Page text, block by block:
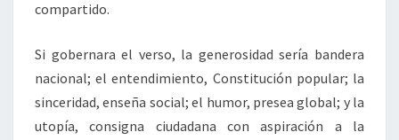
compartido.
Si gobernara el verso, la generosidad sería bandera
nacional; el entendimiento, Constitución popular; la
sinceridad, enseña social; el humor, presea global; y la
utopía, consigna ciudadana con aspiración a la